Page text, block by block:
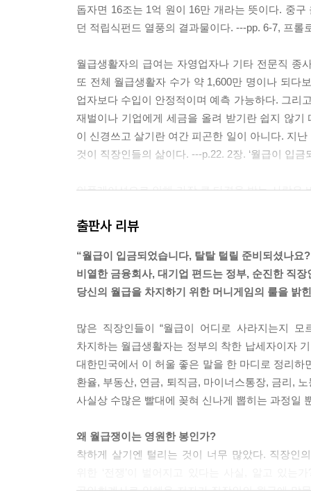
은행들의 땅 짚고 헤엄치기, 예대마진
서민을 등치는 CD금리 조작 의혹
사채를 양성화하라, 저축은행의 탄생
왜 자동차 회사는 캐피탈사가 있을까?
대부업체에서 1,000만 원을 빌리면 이자가 최대
모태 관치금융, 우리나라 은행의 역사
왜 카드회사를 고리대금업이라고 할까?
카드사의 선포인트결제, 새로운 노예계약
국세청은 왜 신용카드 사용에 혜택을 부여할까?
왜 대기업 계열사에 카드회사가 많을까?
어느 날 3,000만 원이 생기다
마이너스통장으로 은행이 얻는 기쁨
이자는 복리가 되어 찾아온다
실직한다면 마이너스통장은 폭탄이 된다
IMF 그리고 바이코리아의 광풍
펀드 장기투자, 애초부터 월급쟁이에게는 불가능한
펀드가 당신에게 꽂는 빨대
돕자면 16조는 1억 원이 16만 개라는 뜻이다. 중
던 적립식펀드 열풍의 결과물이다. ---pp. 6-7, 프롤
월급생활자의 급여는 자영업자나 기타 전문직 종
또 전체 월급생활자 수가 약 1,600만 명이나 되다
업자보다 수입이 안정적이며 예측 가능하다. 그리
재벌이나 기업에게 세금을 올려 받기란 쉽지 않
이 신경쓰고 살기란 여간 피곤한 일이 아니다. 지
것이 직장인들의 삶이다. ---p.22. 2장. ‘월급이 입
인플레이션으로 인해 가장 큰 타격을 받는 사람은
부를 불리는 효과를 본다. 하지만 월급생활자는
다. 화폐가치의 감소로 인한 증발 효과를 월급생
방은?’ 중에서
이 기업의 전략을 세우고 시스템을 정비하면 나머
이 시스템을 만들지만 시스템에 의해 사람은 버려
장 취약한 계층은 피나는 스펙 쌓기를 통해 회사
정의 대상이 되기 어렵다. 반면 사무직은 굳이 구
자연스럽게 해고할 수 있다. 대기업이 피라미드 구
면세점에서 적용되는 환율에도 꼼수가 엿보인다.
해외여행에 한껏 취해 기분을 낼 때는 화장품 가
출판사 리뷰
“월급이 입금되었습니다, 탈탈 털릴 준비되셨나요
비열한 금융회사, 대기업 편드는 정부, 순진한 직장
당신의 월급을 차지하기 위한 머니게임의 룰을 밝
많은 직장인들이 “월급이 어디로 사라지는지
차지하는 월급생활자는 정부의 착한 납세자이자
대한민국에서 이 허울 좋은 말을 한 마디로 정리하
환율, 부동산, 연금, 퇴직금, 마이너스통장, 금리,
사실상 수많은 빨대에 꽂혀 신나게 뽑히는 과정일
왜 월급쟁이는 영원한 봉인가?
착하게 살기엔 털리는 것이 너무 많았다. 직장인
공인회계사로 일해온 저자가 직장인의 월급에 맞